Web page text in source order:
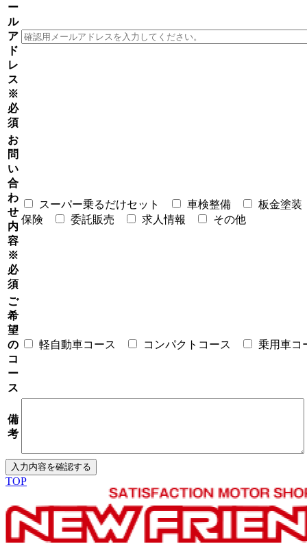
ー
ル
ア
ド
レ
ス
※
必
須
お
問
い
合
わ
せ
内
容
※
必
須
スーパー乗るだけセット 車検整備
板金塗装
保険
委託販売 求人情報 その他
ご
希
望
の
コ
ー
ス
軽自動車コース コンパクトコース 乗用車コ
備
考
TOP